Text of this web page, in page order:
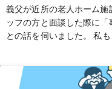
義父が近所の老人ホーム施設に入居
ッフの方と面談した際に
との話を伺いました。 私も、テレビなどで葬儀の失敗談を見ると、
事前に葬儀社を把握して
葬儀社を2〜3社教えてい